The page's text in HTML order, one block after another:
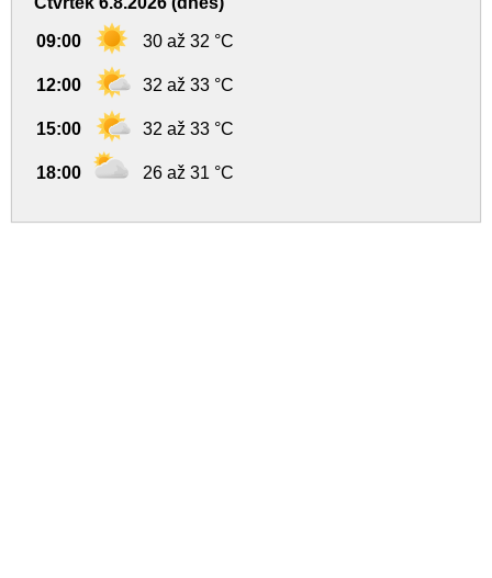
09:00 30 až 32 °C
12:00 32 až 33 °C
15:00 32 až 33 °C
18:00 26 až 31 °C